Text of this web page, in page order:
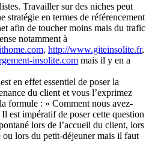
Travailler sur des niches peut
stratégie en termes de référencement
afin de toucher moins mais du trafic
notamment à
, http://www.giteinsolite.fr,
insolite.com mais il y en a
en effet essentiel de poser la
du client et vous l’exprimez
formule : « Comment nous avez-
est impératif de poser cette question
lors de l’accueil du client, lors
ou lors du petit-déjeuner mais il faut